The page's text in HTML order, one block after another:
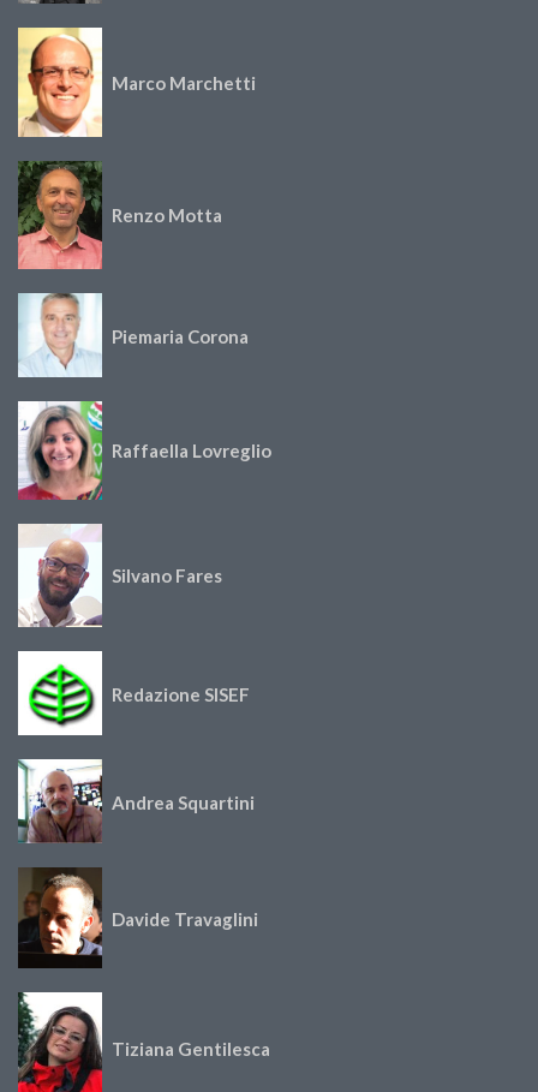
Marco Marchetti
Renzo Motta
Piemaria Corona
Raffaella Lovreglio
Silvano Fares
Redazione SISEF
Andrea Squartini
Davide Travaglini
Tiziana Gentilesca